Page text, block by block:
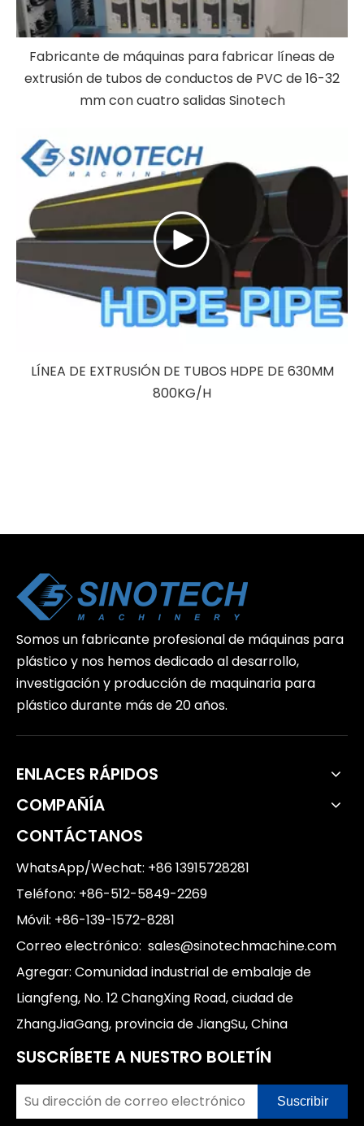
Fabricante de máquinas para fabricar líneas de
extrusión de tubos de conductos de PVC de 16-32
mm con cuatro salidas Sinotech
LÍNEA DE EXTRUSIÓN DE TUBOS HDPE DE 630MM
800KG/H
Somos un fabricante profesional de máquinas para
plástico y nos hemos dedicado al desarrollo,
investigación y producción de maquinaria para
plástico durante más de 20 años.
ENLACES RÁPIDOS
COMPAÑÍA
CONTÁCTANOS
WhatsApp/Wechat: +86 13915728281
Teléfono: +86-512-5849-2269
Móvil: +86-139-1572-8281
Correo electrónico: sales@sinotechmachine.com
Agregar: Comunidad industrial de embalaje de
Liangfeng, No. 12 ChangXing Road, ciudad de
ZhangJiaGang, provincia de JiangSu, China
SUSCRÍBETE A NUESTRO BOLETÍN
Suscribir